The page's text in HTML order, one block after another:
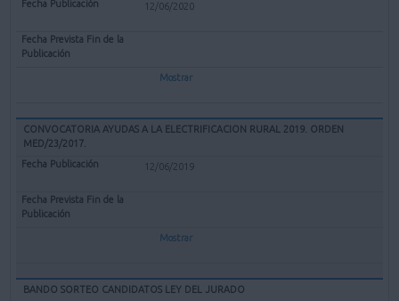
12/06/2020
Mostrar
CONVOCATORIA AYUDAS A LA ELECTRIFICACION RURAL 2019. ORDEN
MED/23/2017.
12/06/2019
Mostrar
BANDO SORTEO CANDIDATOS LEY DEL JURADO